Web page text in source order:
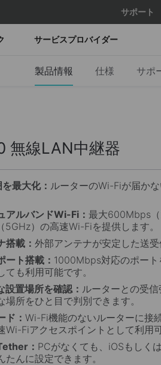
サポート
サービスプロバイダー
製品情報 仕様 サポ
無線LAN中継器
最大化： ルーターのWi-Fiが届か
アルバンドWi-Fi： 最大600Mbps
）の高速Wi-Fiを提供します。
搭載： 外部アンテナが安定した送受
ート搭載： 1000Mbps対応のポー
ても利用可能です。
設置場所を確認： ルーターとの受
場所をひと目で判別できます。
ド： Wi-Fi機能のないルーターに接
Wi-Fiアクセスポイントとして利用
： PCがなくても、iOSもしく
たんに設定できます。